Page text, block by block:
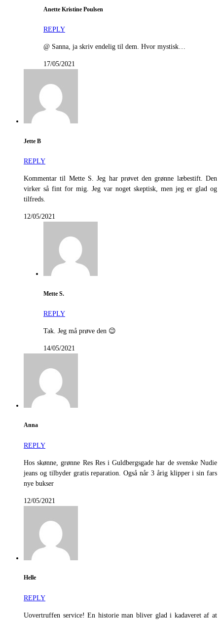
Anette Kristine Poulsen
REPLY
@ Sanna, ja skriv endelig til dem. Hvor mystisk…
17/05/2021
Jette B
REPLY
Kommentar til Mette S. Jeg har prøvet den grønne læbestift. Den
virker så fint for mig. Jeg var noget skeptisk, men jeg er glad og
tilfreds.
12/05/2021
Mette S.
REPLY
Tak. Jeg må prøve den 😉
14/05/2021
Anna
REPLY
Hos skønne, grønne Res Res i Guldbergsgade har de svenske Nudie
jeans og tilbyder gratis reparation. Også når 3 årig klipper i sin fars
nye bukser
12/05/2021
Helle
REPLY
Uovertruffen service! En historie man bliver glad i kadaveret af at